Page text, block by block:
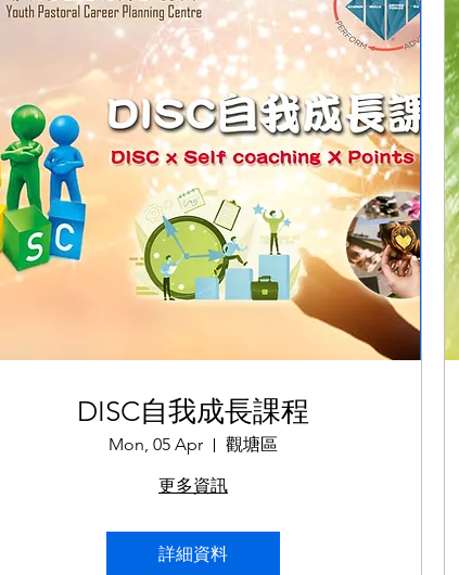
DISC自我成長課程
Mon, 05 Apr
觀塘區
更多資訊
詳細資料